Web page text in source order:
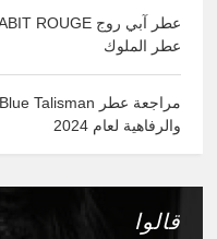
عطر الملوك
والرفاهية لعام 2024
قالوا